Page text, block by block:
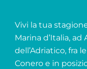
Vivi la tua
Marina d’Italia,
dell’Adriatico, fra
Conero e in